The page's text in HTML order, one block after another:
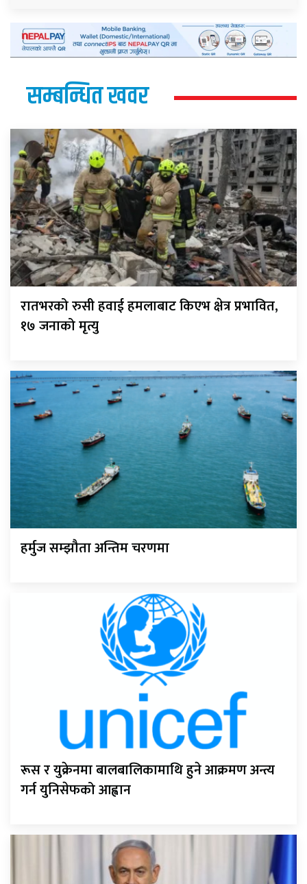
सम्बन्धित खवर
रातभरको रुसी हवाई हमलाबाट किएभ क्षेत्र प्रभावित,
१७ जनाको मृत्यु
हर्मुज सम्झौता अन्तिम चरणमा
रूस र युक्रेनमा बालबालिकामाथि हुने आक्रमण अन्त्य
गर्न युनिसेफको आह्वान